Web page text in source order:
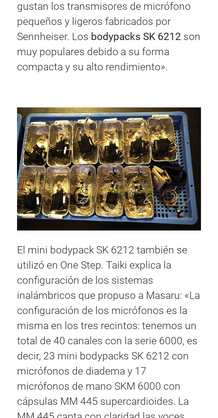
gustan los transmisores de micrófono
pequeños y ligeros fabricados por
Sennheiser. Los bodypacks SK 6212 son
muy populares debido a su forma
compacta y su alto rendimiento».
El mini bodypack SK 6212 también se
utilizó en One Step. Taiki explica la
configuración de los sistemas
inalámbricos que propuso a Masaru: «La
configuración de los micrófonos es la
misma en los tres recintos: tenemos un
total de 40 canales con la serie 6000, es
decir, 23 mini bodypacks SK 6212 con
micrófonos de diadema y 17
micrófonos de mano SKM 6000 con
cápsulas MM 445 supercardioides. La